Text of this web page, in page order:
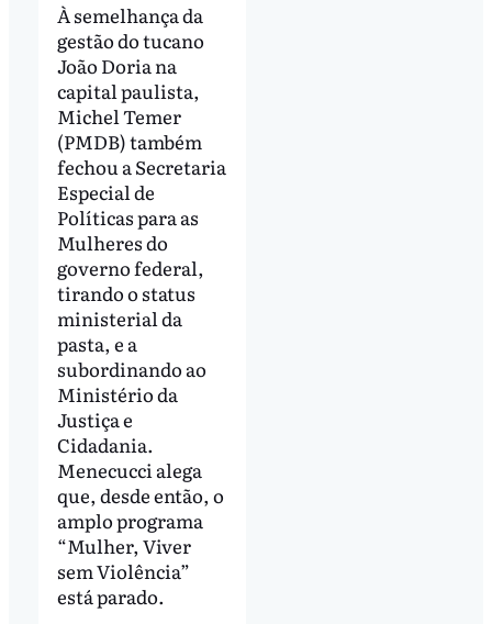
À semelhança da
gestão do tucano
João Doria na
capital paulista,
Michel Temer
(PMDB) também
fechou a Secretaria
Especial de
Políticas para as
Mulheres do
governo federal,
tirando o status
ministerial da
pasta, e a
subordinando ao
Ministério da
Justiça e
Cidadania.
Menecucci alega
que, desde então, o
amplo programa
“Mulher, Viver
sem Violência”
está parado.